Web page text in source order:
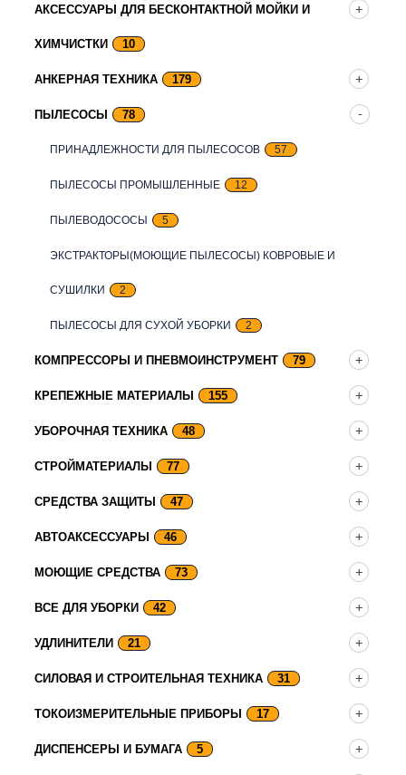
АКСЕССУАРЫ ДЛЯ БЕСКОНТАКТНОЙ МОЙКИ И
ХИМЧИСТКИ 10
АНКЕРНАЯ ТЕХНИКА 179
ПЫЛЕСОСЫ 78
ПРИНАДЛЕЖНОСТИ ДЛЯ ПЫЛЕСОСОВ 57
ПЫЛЕСОСЫ ПРОМЫШЛЕННЫЕ 12
ПЫЛЕВОДОСОСЫ 5
ЭКСТРАКТОРЫ(МОЮЩИЕ ПЫЛЕСОСЫ) КОВРОВЫЕ И
СУШИЛКИ 2
ПЫЛЕСОСЫ ДЛЯ СУХОЙ УБОРКИ 2
КОМПРЕССОРЫ И ПНЕВМОИНСТРУМЕНТ 79
КРЕПЕЖНЫЕ МАТЕРИАЛЫ 155
УБОРОЧНАЯ ТЕХНИКА 48
СТРОЙМАТЕРИАЛЫ 77
СРЕДСТВА ЗАЩИТЫ 47
АВТОАКСЕССУАРЫ 46
МОЮЩИЕ СРЕДСТВА 73
ВСЕ ДЛЯ УБОРКИ 42
УДЛИНИТЕЛИ 21
СИЛОВАЯ И СТРОИТЕЛЬНАЯ ТЕХНИКА 31
ТОКОИЗМЕРИТЕЛЬНЫЕ ПРИБОРЫ 17
ДИСПЕНСЕРЫ И БУМАГА 5